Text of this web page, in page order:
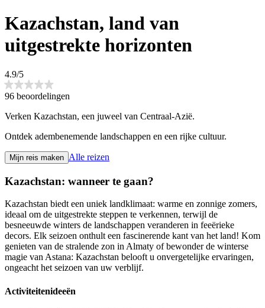
Kazachstan, land van
uitgestrekte horizonten
4.9/5
96 beoordelingen
Verken Kazachstan, een juweel van Centraal-Azië.
Ontdek adembenemende landschappen en een rijke cultuur.
Mijn reis maken Alle reizen
Kazachstan: wanneer te gaan?
Kazachstan biedt een uniek landklimaat: warme en zonnige zomers,
ideaal om de uitgestrekte steppen te verkennen, terwijl de
besneeuwde winters de landschappen veranderen in feeërieke
decors. Elk seizoen onthult een fascinerende kant van het land! Kom
genieten van de stralende zon in Almaty of bewonder de winterse
magie van Astana: Kazachstan belooft u onvergetelijke ervaringen,
ongeacht het seizoen van uw verblijf.
Activiteitenideeën